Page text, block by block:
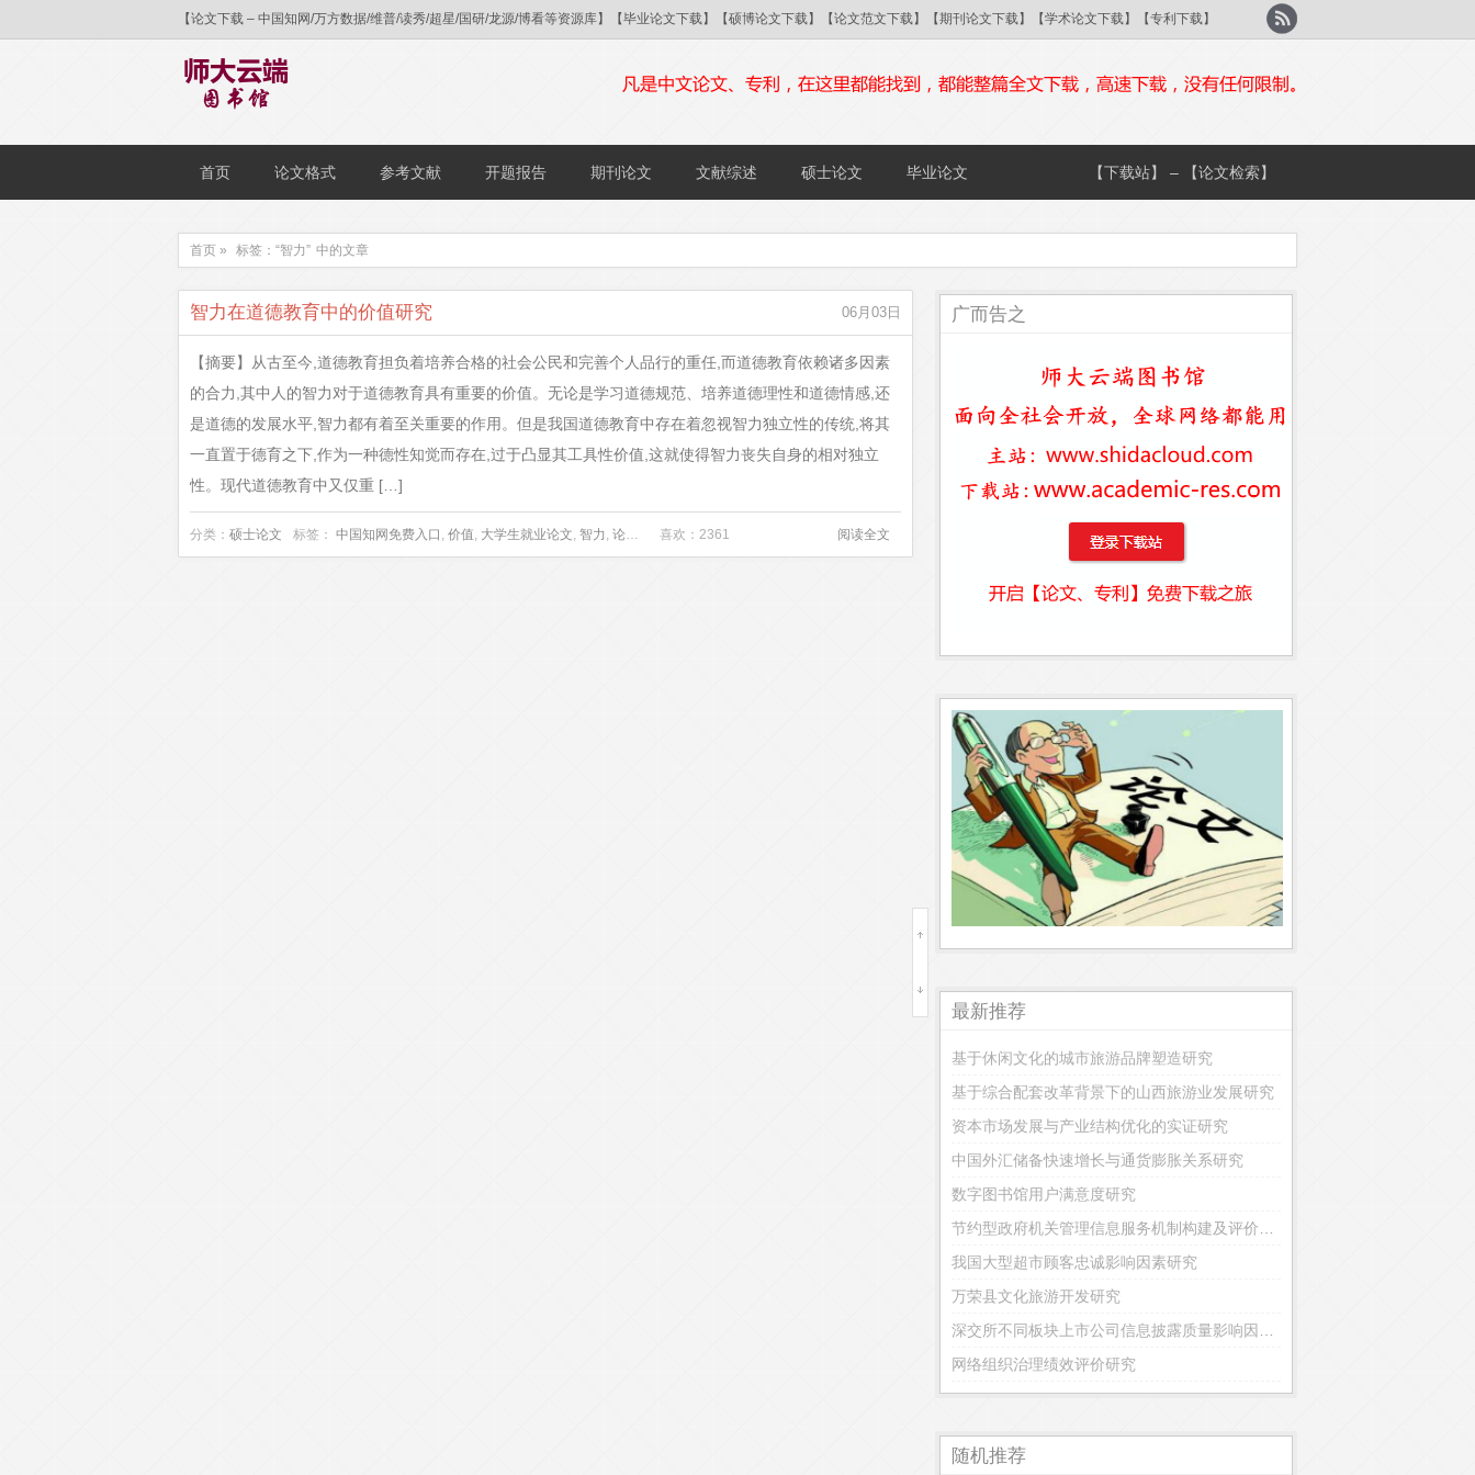
【论文下载 – 中国知网/万方数据/维普/读秀/超星/国研/龙源/博看等资源库】【毕业论文下载】【硕博论文下载】【论文范文下载】【期刊论文下载】【学术论文下载】【专利下载】
首页 论文格式 参考文献 开题报告 期刊论文 文献综述 硕士论文 毕业论文 【下载站】 – 【论文检索】
首页 » 标签：“智力” 中的文章
智力在道德教育中的价值研究 06月03日
【摘要】从古至今,道德教育担负着培养合格的社会公民和完善个人品行的重任,而道德教育依赖诸多因素
的合力,其中人的智力对于道德教育具有重要的价值。无论是学习道德规范、培养道德理性和道德情感,还
是道德的发展水平,智力都有着至关重要的作用。但是我国道德教育中存在着忽视智力独立性的传统,将其
一直置于德育之下,作为一种德性知觉而存在,过于凸显其工具性价值,这就使得智力丧失自身的相对独立
性。现代道德教育中又仅重 […]
分类： 硕士论文 标签： 中国知网免费入口 , 价值, 大学生就业论文, 智力 , 论文格式模板下载 ,语言学论文 道德教育
喜欢：2361 阅读全文
广而告之
最新推荐
基于休闲文化的城市旅游品牌塑造研究
基于综合配套改革背景下的山西旅游业发展研究
资本市场发展与产业结构优化的实证研究
中国外汇储备快速增长与通货膨胀关系研究
数字图书馆用户满意度研究
我国大型超市顾客忠诚影响因素研究
万荣县文化旅游开发研究
网络组织治理绩效评价研究
随机推荐